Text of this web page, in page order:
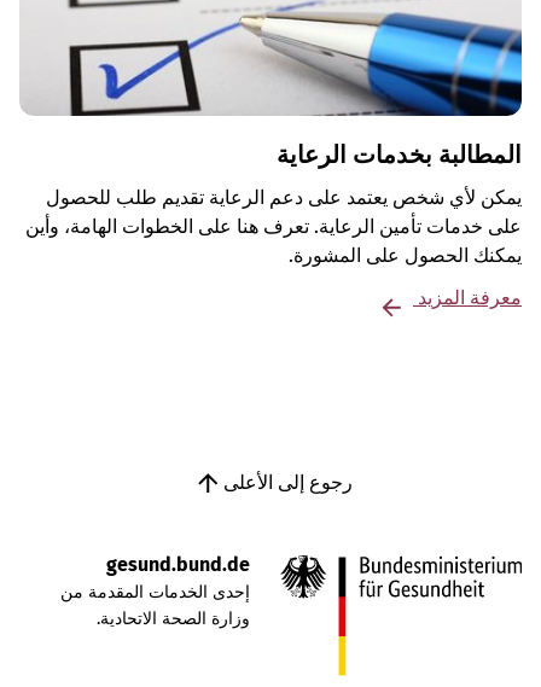
المطالبة بخدمات الرعاية
يمكن لأي شخص يعتمد على دعم الرعاية تقديم طلب للحصول
على خدمات تأمين الرعاية. تعرف هنا على الخطوات الهامة، وأين
يمكنك الحصول على المشورة.
معرفة المزيد
رجوع إلى الأعلى
gesund.bund.de
إحدى الخدمات المقدمة من
وزارة الصحة الاتحادية.